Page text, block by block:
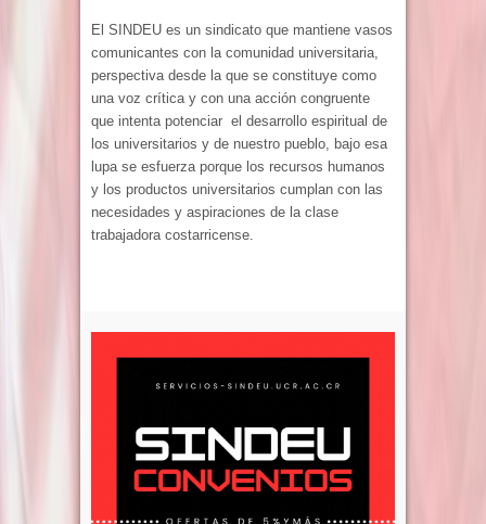
El SINDEU es un sindicato que mantiene vasos
comunicantes con la comunidad universitaria,
perspectiva desde la que se constituye como
una voz crítica y con una acción congruente
que intenta potenciar el desarrollo espiritual de
los universitarios y de nuestro pueblo, bajo esa
lupa se esfuerza porque los recursos humanos
y los productos universitarios cumplan con las
necesidades y aspiraciones de la clase
trabajadora costarricense.